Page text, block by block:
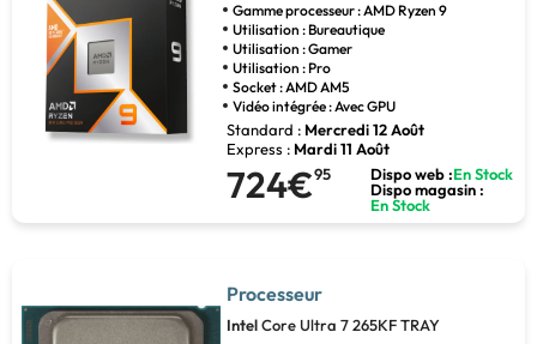
Gamme processeur : AMD Ryzen 9
Utilisation : Bureautique
Utilisation : Gamer
Utilisation : Pro
Socket : AMD AM5
Vidéo intégrée : Avec GPU
Standard : Mercredi 12 Août
Express : Mardi 11 Août
724€95 Dispo web :En Stock
Dispo magasin :
En Stock
Processeur
IntelCore Ultra 7 265KF TRAY